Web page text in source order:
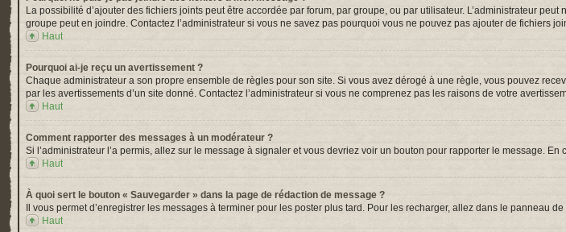
La possibilité d’ajouter des fichiers joints peut être accordée par forum, par groupe, ou par utilisateur. L’administrateur
groupe peut en joindre. Contactez l’administrateur si vous ne savez pas pourquoi vous ne pouvez pas ajouter de fichiers
Haut
Pourquoi ai-je reçu un avertissement ?
Chaque administrateur a son propre ensemble de règles pour son site. Si vous avez dérogé à une règle, vous pouvez
par les avertissements d’un site donné. Contactez l’administrateur si vous ne comprenez pas les raisons de votre
Haut
Comment rapporter des messages à un modérateur ?
Si l’administrateur l’a permis, allez sur le message à signaler et vous devriez voir un bouton pour rapporter le message.
Haut
À quoi sert le bouton « Sauvegarder » dans la page de rédaction de message ?
Il vous permet d’enregistrer les messages à terminer pour les poster plus tard. Pour les recharger, allez dans le panneau
Haut